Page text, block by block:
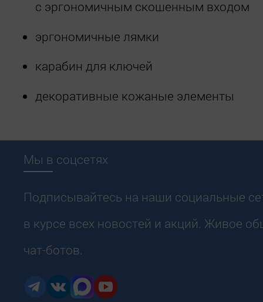
с эргономичным скошенным входом
эргономичные лямки
карабин для ключей
декоративные кожаные элементы
Мы в соцсетях
Подписывайтесь на наши социальные
в курсе всех новостей и акций. Живое
чат-ботов.